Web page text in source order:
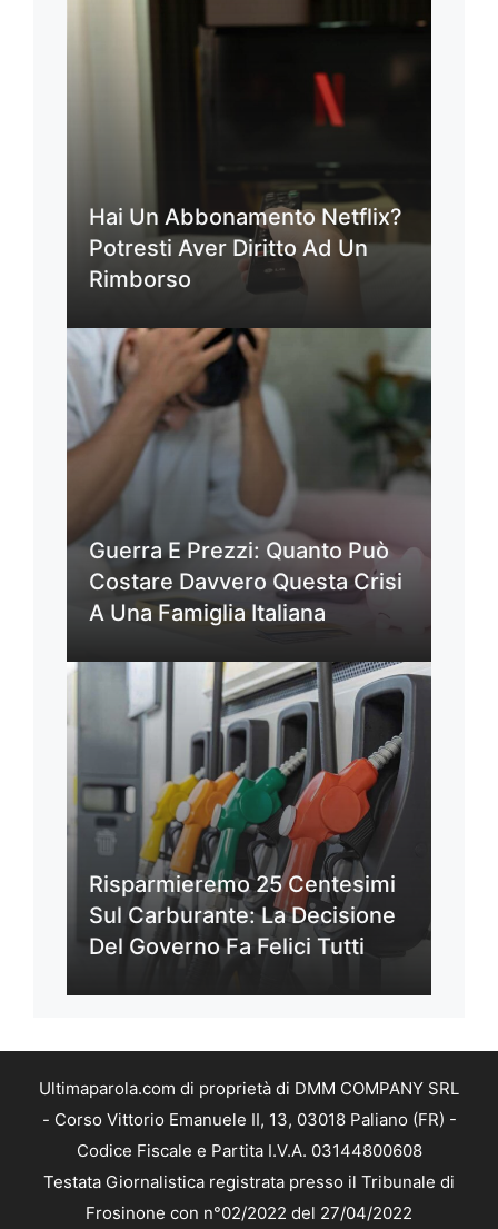
Hai Un Abbonamento Netflix?
Potresti Aver Diritto Ad Un
Rimborso
Guerra E Prezzi: Quanto Può
Costare Davvero Questa Crisi
A Una Famiglia Italiana
Risparmieremo 25 Centesimi
Sul Carburante: La Decisione
Del Governo Fa Felici Tutti
Ultimaparola.com di proprietà di DMM COMPANY SRL
- Corso Vittorio Emanuele II, 13, 03018 Paliano (FR) -
Codice Fiscale e Partita I.V.A. 03144800608
Testata Giornalistica registrata presso il Tribunale di
Frosinone con n°02/2022 del 27/04/2022